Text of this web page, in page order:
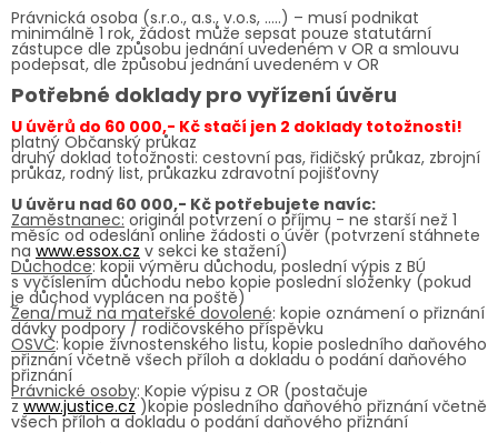
Právnická osoba (s.r.o., a.s., v.o.s, …..) – musí podnikat
minimálně 1 rok, žádost může sepsat pouze statutární
zástupce dle způsobu jednání uvedeném v OR a smlouvu
podepsat, dle způsobu jednání uvedeném v OR
Potřebné doklady pro vyřízení úvěru
U úvěrů do 60 000,- Kč stačí jen 2 doklady totožnosti!
platný Občanský průkaz
druhý doklad totožnosti: cestovní pas, řidičský průkaz, zbrojní
průkaz, rodný list, průkazku zdravotní pojišťovny
U úvěru nad 60 000,- Kč potřebujete navíc:
Zaměstnanec: originál potvrzení o příjmu - ne starší než 1
měsíc od odeslání online žádosti o úvěr (potvrzení stáhnete
na www.essox.cz v sekci ke stažení)
Důchodce: kopii výměru důchodu, poslední výpis z BÚ
s vyčíslením důchodu nebo kopie poslední složenky (pokud
je důchod vyplácen na poště)
Žena/muž na mateřské dovolené: kopie oznámení o přiznání
dávky podpory / rodičovského příspěvku
OSVČ: kopie živnostenského listu, kopie posledního daňového
přiznání včetně všech příloh a dokladu o podání daňového
přiznání
Právnické osoby: Kopie výpisu z OR (postačuje
z www.justice.cz )kopie posledního daňového přiznání včetně
všech příloh a dokladu o podání daňového přiznání